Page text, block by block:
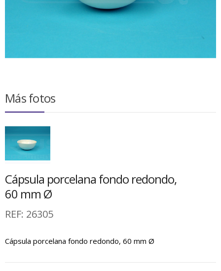
Más fotos
Cápsula porcelana fondo redondo,
60 mm Ø
REF: 26305
Cápsula porcelana fondo redondo, 60 mm Ø